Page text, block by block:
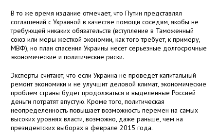
В то же время издание отмечает, что Путин представлял
соглашений с Украиной в качестве помощи соседям, якобы не
требующей никаких обязательств (вступление в Таможенный
союз или меры жесткой экономии, как того требует, к примеру,
МВФ), но план спасения Украины несет серьезные долгосрочные
экономические и политические риски.
Эксперты считают, что если Украина не проведет капитальный
ремонт экономики и не улучшит деловой климат, экономические
проблем страны будет продолжаться и выделенные Россией
деньги потратят впустую. Кроме того, политическая
неопределенность повышает возможность перемен на самых
высоких уровнях власти, возможно, даже раньше, чем на
президентских выборах в феврале 2015 года.